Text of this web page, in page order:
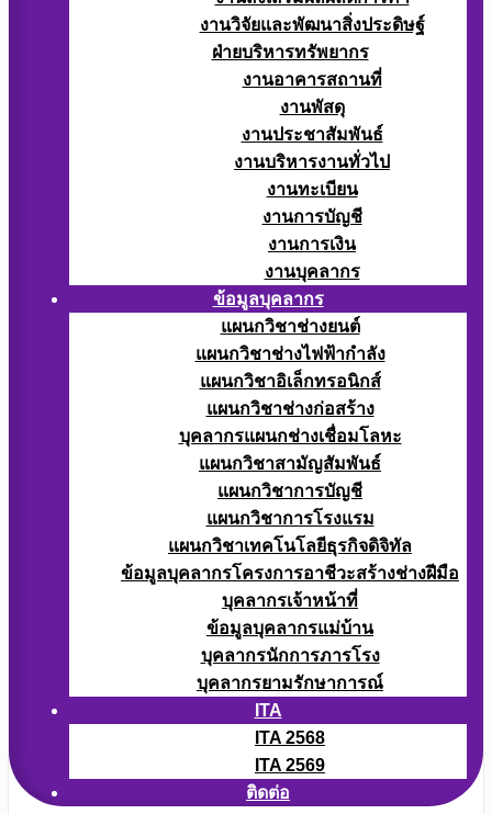
งานวิจัยและพัฒนาสิ่งประดิษฐ์
ฝ่ายบริหารทรัพยากร
งานอาคารสถานที่
งานพัสดุ
งานประชาสัมพันธ์
งานบริหารงานทั่วไป
งานทะเบียน
งานการบัญชี
งานการเงิน
งานบุคลากร
ข้อมูลบุคลากร
แผนกวิชาช่างยนต์
แผนกวิชาช่างไฟฟ้ากำลัง
แผนกวิชาอิเล็กทรอนิกส์
แผนกวิชาช่างก่อสร้าง
บุคลากรแผนกช่างเชื่อมโลหะ
แผนกวิชาสามัญสัมพันธ์
แผนกวิชาการบัญชี
แผนกวิชาการโรงแรม
แผนกวิชาเทคโนโลยีธุรกิจดิจิทัล
ข้อมูลบุคลากรโครงการอาชีวะสร้างช่างฝีมือ
บุคลากรเจ้าหน้าที่
ข้อมูลบุคลากรแม่บ้าน
บุคลากรนักการภารโรง
บุคลากรยามรักษาการณ์
ITA
ITA 2568
ITA 2569
ติดต่อ